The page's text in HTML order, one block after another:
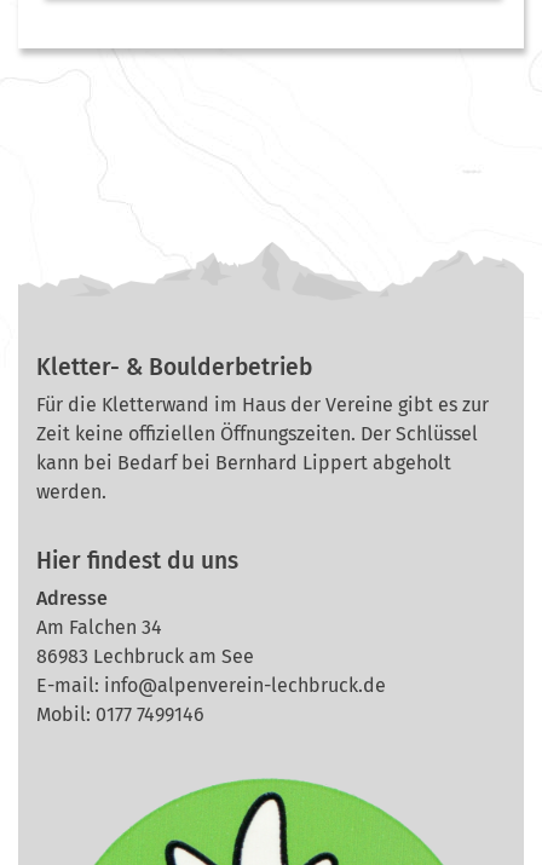
Kletter- & Boulderbetrieb
Für die Kletterwand im Haus der Vereine gibt es zur
Zeit keine offiziellen Öffnungszeiten. Der Schlüssel
kann bei Bedarf bei Bernhard Lippert abgeholt
werden.
Hier findest du uns
Adresse
Am Falchen 34
86983 Lechbruck am See
E-mail: info@alpenverein-lechbruck.de
Mobil: 0177 7499146